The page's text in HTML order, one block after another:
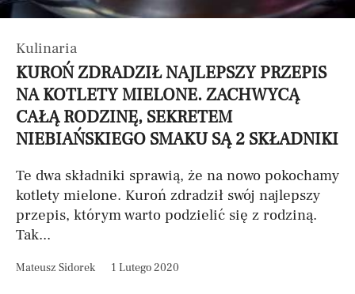
Kulinaria
KUROŃ ZDRADZIŁ NAJLEPSZY PRZEPIS
NA KOTLETY MIELONE. ZACHWYCĄ
CAŁĄ RODZINĘ, SEKRETEM
NIEBIAŃSKIEGO SMAKU SĄ 2 SKŁADNIKI
Te dwa składniki sprawią, że na nowo pokochamy
kotlety mielone. Kuroń zdradził swój najlepszy
przepis, którym warto podzielić się z rodziną.
Tak...
Mateusz Sidorek 1 Lutego 2020